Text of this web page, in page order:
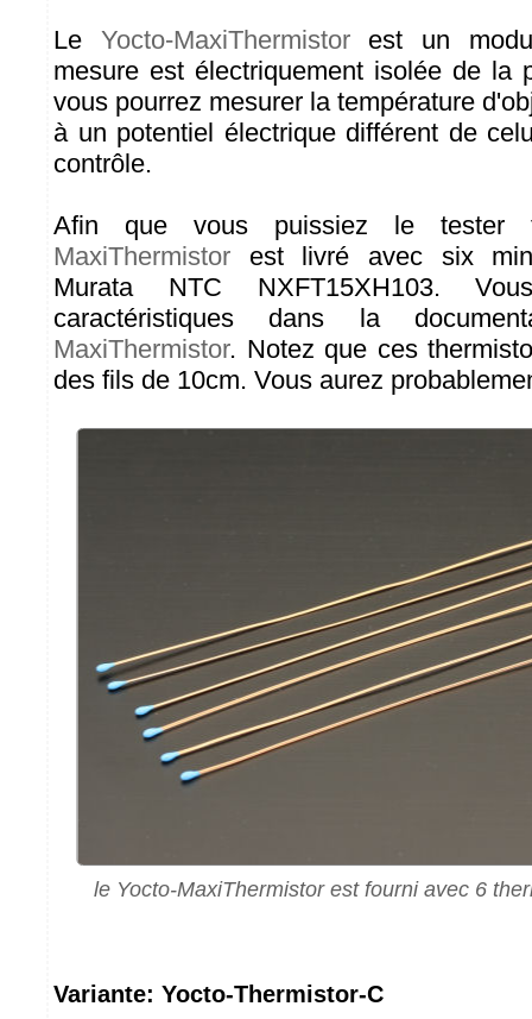
Le Yocto-MaxiThermistorest un
mesure est électriquement isolée de la
vous pourrez mesurer la température
à un potentiel électrique différent de
contrôle.
Afin que vous puissiez le tester
MaxiThermistor est livré avec six
Murata NTC NXFT15XH103.
caractéristiques dans la
MaxiThermistor. Notez que ces
des fils de 10cm. Vous aurez
le Yocto-MaxiThermistor est fourni avec 6
Variante: Yocto-Thermistor-C